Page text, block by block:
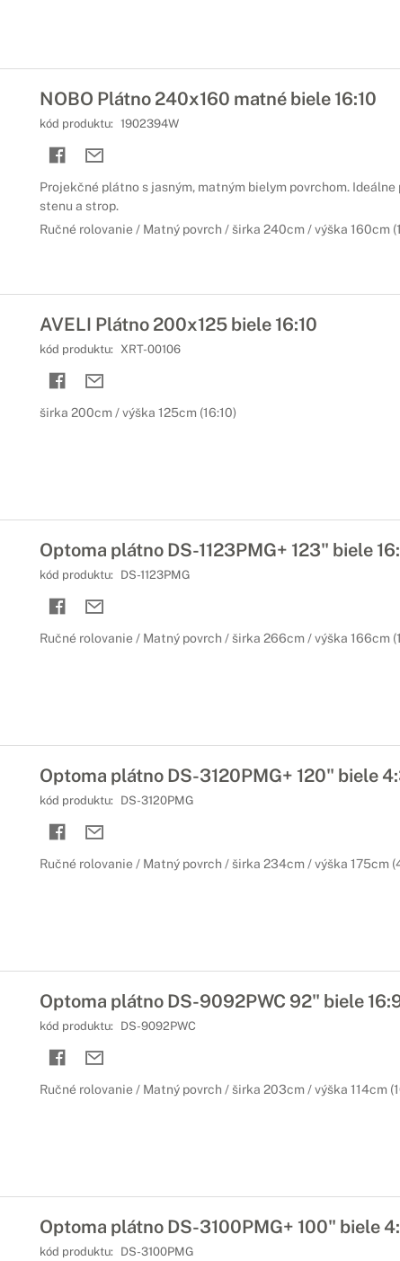
NOBO Plátno 240x160 matné biele 16:10
kód produktu: 1902394W
Projekčné plátno s jasným, matným bielym povrchom. Ideálne
stenu a strop.
Ručné rolovanie / Matný povrch / širka 240cm / výška 160cm
AVELI Plátno 200x125 biele 16:10
kód produktu: XRT-00106
širka 200cm / výška 125cm (16:10)
Optoma plátno DS-1123PMG+ 123" biele
kód produktu: DS-1123PMG
Ručné rolovanie / Matný povrch / širka 266cm / výška 166cm
Optoma plátno DS-3120PMG+ 120" biele
kód produktu: DS-3120PMG
Ručné rolovanie / Matný povrch / širka 234cm / výška 175cm
Optoma plátno DS-9092PWC 92" biele
kód produktu: DS-9092PWC
Ručné rolovanie / Matný povrch / širka 203cm / výška 114cm
Optoma plátno DS-3100PMG+ 100" biele
kód produktu: DS-3100PMG